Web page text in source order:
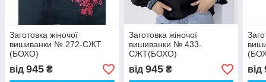
Заготовка жіночої
вишиванки № 272-СЖТ
(БОХО)
від 945 ₴
Заготовка жіночої
вишиванки № 433-
СЖТ(БОХО)
від 945₴ від